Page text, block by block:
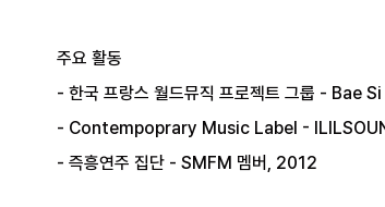
주요 활동
- 한국 프랑스 월드뮤직 프로젝트 그룹 - Bae
- Contempoprary Music Label -
- 즉흥연주 집단 - SMFM 멤버, 2012